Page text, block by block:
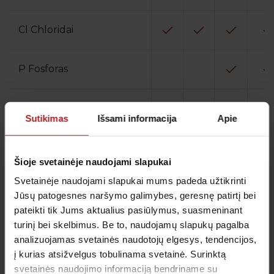
Sutikimas Išsami informacija Apie
Šioje svetainėje naudojami slapukai
Svetainėje naudojami slapukai mums padeda užtikrinti
Jūsų patogesnes naršymo galimybes, geresnę patirtį bei
pateikti tik Jums aktualius pasiūlymus, suasmeninant
turinį bei skelbimus. Be to, naudojamų slapukų pagalba
analizuojamas svetainės naudotojų elgesys, tendencijos,
į kurias atsižvelgus tobulinama svetainė. Surinktą
svetainės naudojimo informaciją bendriname su
Cl Chloridai
P Fosforas
Cak Koreguotas kalcis
Ca++ Jonizuotas kalcis
Kepenų funkcijos tyrimai: